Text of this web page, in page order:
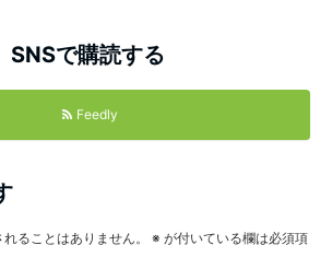
SNSで購読する
Feedly
ることはありません。 ※ が付いている欄は必須項